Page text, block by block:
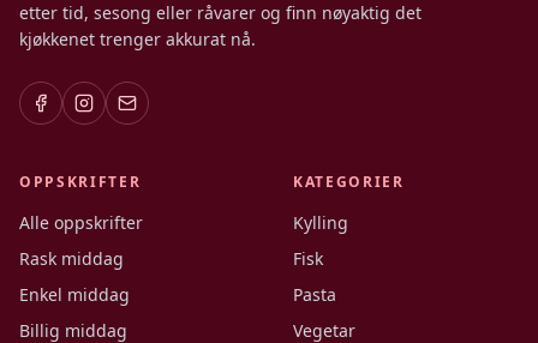
etter tid, sesong eller råvarer og finn nøyaktig det
kjøkkenet trenger akkurat nå.
OPPSKRIFTER
Alle oppskrifter
Rask middag
Enkel middag
Billig middag
KATEGORIER
Kylling
Fisk
Pasta
Vegetar